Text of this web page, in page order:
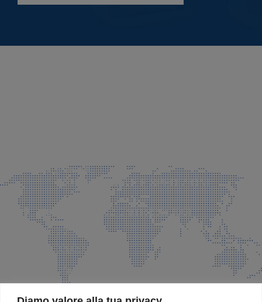
info@faeg.it
COMMERCIALE E SPEDIZIONI
Via Padre Elzi, 32 Grassobbio (BG)
035 525015
035 335037
info@faeg.it
SITE MAP